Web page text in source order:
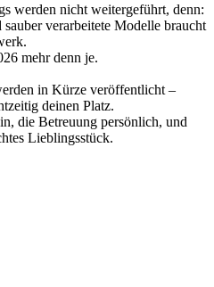
werden nicht weitergeführt, denn:
verarbeitete Modelle braucht
mehr denn je.
in Kürze veröffentlicht –
deinen Platz.
die Betreuung persönlich, und
Lieblingsstück.